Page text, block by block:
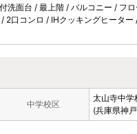
面台 / 最上階 / バルコニー / フ
口コンロ / IHクッキングヒータ
中学校区
太山寺中学
(兵庫県神